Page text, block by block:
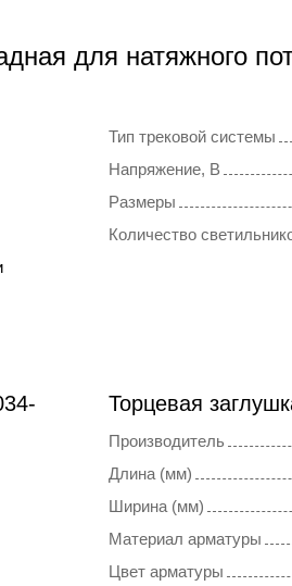
для натяжного
Тип трековой системы
Напряжение, В
Размеры
Количество
Торцевая
Производитель
Длина (мм)
Ширина (мм)
Материал арматуры
Цвет арматуры